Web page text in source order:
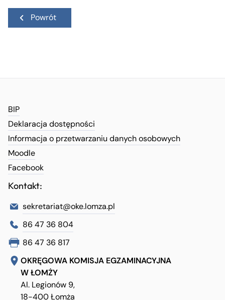
Powrót
BIP
Deklaracja dostępności
Informacja o przetwarzaniu danych osobowych
Moodle
Facebook
Kontakt:
sekretariat@oke.lomza.pl
86 47 36 804
86 47 36 817
OKRĘGOWA KOMISJA EGZAMINACYJNA
W ŁOMŻY
Al. Legionów 9,
18-400 Łomża